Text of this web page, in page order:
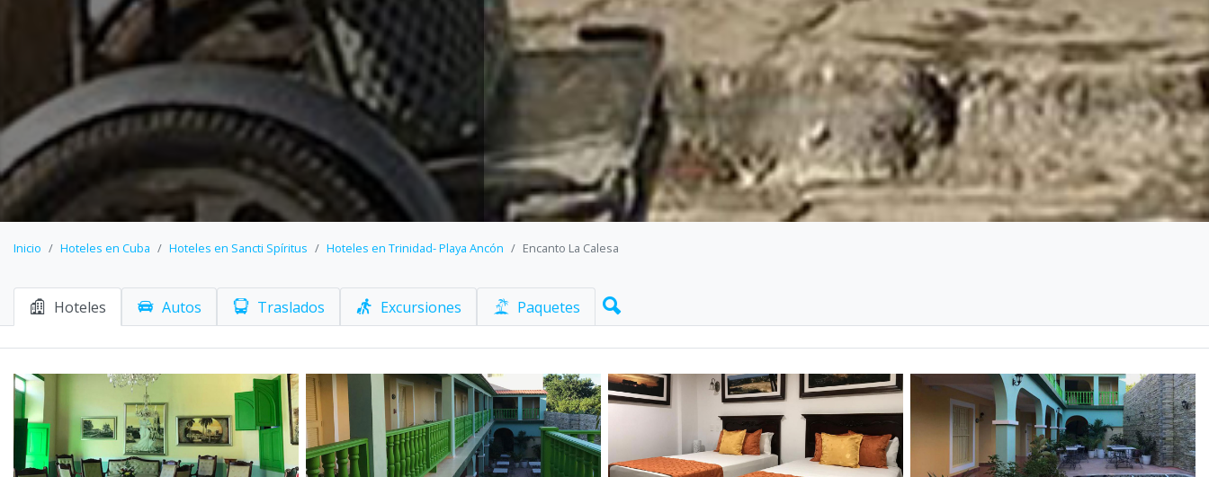
Inicio Hoteles en Cuba Hoteles en Sancti Spíritus Hoteles en Trinidad- Playa Ancón Encanto La Calesa
Hoteles Autos Traslados Excursiones Paquetes